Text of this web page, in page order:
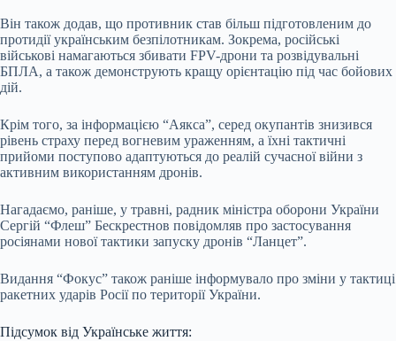
Він також додав, що противник став більш підготовленим до
протидії українським безпілотникам. Зокрема, російські
військові намагаються збивати FPV-дрони та розвідувальні
БПЛА, а також демонструють кращу орієнтацію під час бойових
дій.
Крім того, за інформацією “Аякса”, серед окупантів знизився
рівень страху перед вогневим ураженням, а їхні тактичні
прийоми поступово адаптуються до реалій сучасної війни з
активним використанням дронів.
Нагадаємо, раніше, у травні, радник міністра оборони України
Сергій “Флеш” Бескрестнов повідомляв про застосування
росіянами нової тактики запуску дронів “Ланцет”.
Видання “Фокус” також раніше інформувало про зміни у тактиці
ракетних ударів Росії по території України.
Підсумок від Українське життя: